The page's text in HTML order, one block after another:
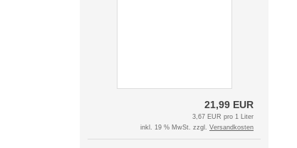
21,99 EUR
3,67 EUR pro 1 Liter
inkl. 19 % MwSt. zzgl. Versandkosten